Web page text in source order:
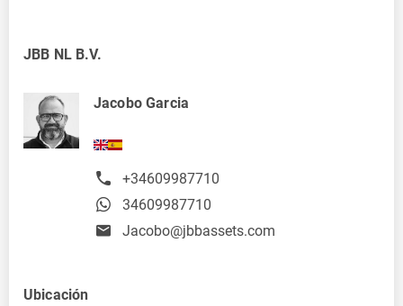
JBB NL B.V.
Jacobo Garcia
+34609987710
34609987710
Jacobo@jbbassets.com
Ubicación